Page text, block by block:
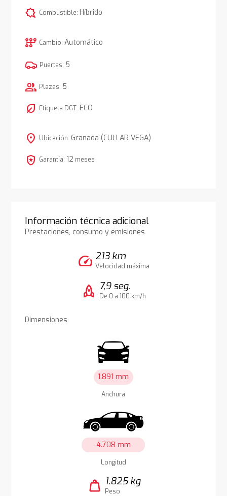
comic_bubble Combustible: Híbrido
auto_transmission Cambio: Automático
Puertas: 5
group Plazas: 5
nest_eco_leaf Etiqueta DGT: ECO
location_on Ubicación: Granada (CULLAR VEGA)
local_police Garantía: 12 meses
Información técnica adicional
Prestaciones, consumo y emisiones
speed 213 km
Velocidad máxima
rocket 7,9 seg.
De 0 a 100 km/h
Dimensiones
1.891 mm
Anchura
4.708 mm
Longitud
weight 1.825 kg
Peso